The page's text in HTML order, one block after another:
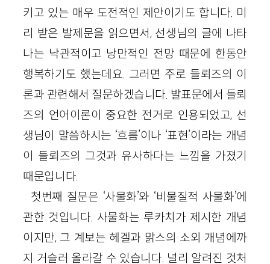
키고 있는 매우 도전적인 제안이기도 합니다. 미
리 받은 발제문을 읽으면서, 선생님의 글에 나타
나는 낙관적이고 낭만적인 전망 때문에 한동안
행복하기도 했는데요. 그러면 주로 들뢰즈의 이
론과 관련해서 질문하겠습니다. 발표문에서 들뢰
즈의 언어이론이 중요한 전거로 인용되었고, 선
생님이 말씀하시는 ‘흐름’이나 ‘표현’이라는 개념
이 들뢰즈의 그것과 유사하다는 느낌을 가졌기
때문입니다.
첫번째 질문은 ‘사물화’와 ‘비물질적 사물화’에
관한 것입니다. 사물화는 루카치가 제시한 개념
이지만, 그 계보는 헤겔과 맑스의 소외 개념에까
지 거슬러 올라갈 수 있습니다. 널리 알려진 것처